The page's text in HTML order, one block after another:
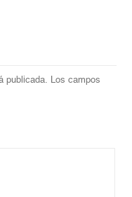
publicada. Los campos